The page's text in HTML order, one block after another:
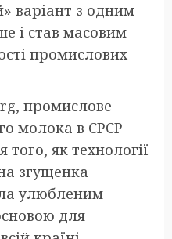
варіант з одним
і став масовим
промислових
промислове
молока в СРСР
того, як технології
згущенка
улюбленим
для